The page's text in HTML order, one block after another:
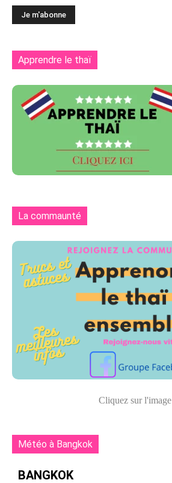
Apprendre le thaï
La commaunté
Cliquez sur l'image
Météo à Bangkok
BANGKOK